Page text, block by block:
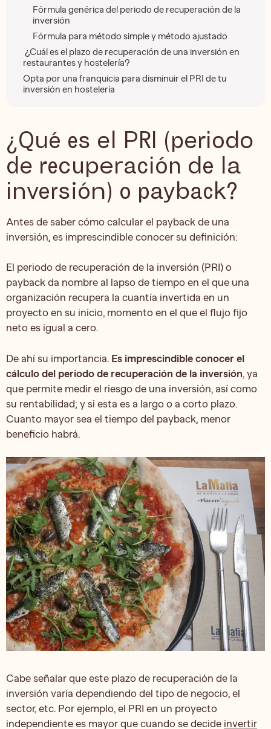
Fórmula genérica del periodo de recuperación de la
inversión
Fórmula para método simple y método ajustado
¿Cuál es el plazo de recuperación de una inversión en
restaurantes y hostelería?
Opta por una franquicia para disminuir el PRI de tu
inversión en hostelería
¿Qué es el PRI (periodo
de recuperación de la
inversión) o payback?
Antes de saber cómo calcular el payback de una
inversión, es imprescindible conocer su definición:
El periodo de recuperación de la inversión (PRI) o
payback da nombre al lapso de tiempo en el que una
organización recupera la cuantía invertida en un
proyecto en su inicio, momento en el que el flujo fijo
neto es igual a cero.
De ahí su importancia. Es imprescindible conocer el
cálculo del periodo de recuperación de la inversión, ya
que permite medir el riesgo de una inversión, así como
su rentabilidad; y si esta es a largo o a corto plazo.
Cuanto mayor sea el tiempo del payback, menor
beneficio habrá.
Cabe señalar que este plazo de recuperación de la
inversión varía dependiendo del tipo de negocio, el
sector, etc. Por ejemplo, el PRI en un proyecto
independiente es mayor que cuando se decide invertir